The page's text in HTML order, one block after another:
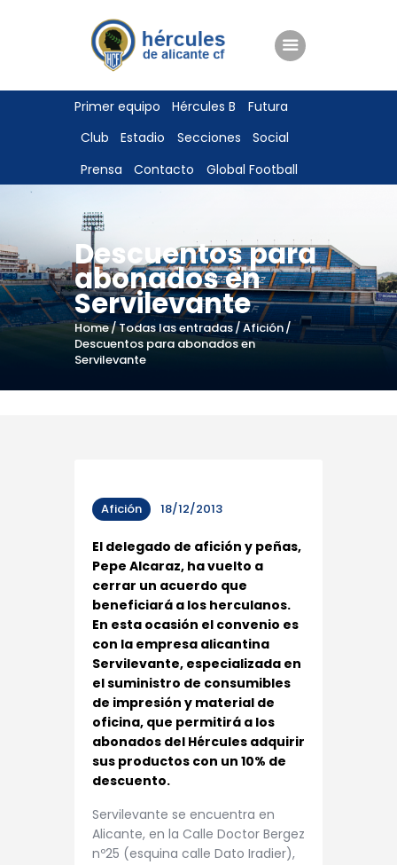
Primer equipo Hércules B
Futura
Club
Estadio Secciones
Social
Prensa
Contacto Global Football
Descuentos para
abonados en
Servilevante
Home Todas las entradas Afición
Descuentos para abonados en
Servilevante
ENTRADAS
TIENDA
HÉRCULESCF100
Afición 18/12/2013
El delegado de afición y peñas,
Pepe Alcaraz, ha vuelto a
cerrar un acuerdo que
beneficiará a los herculanos.
En esta ocasión el convenio es
con la empresa alicantina
Servilevante, especializada en
el suministro de consumibles
de impresión y material de
oficina, que permitirá a los
abonados del Hércules adquirir
sus productos con un 10% de
descuento.
Servilevante se encuentra en
Alicante, en la Calle Doctor Bergez
nº25 (esquina calle Dato Iradier),